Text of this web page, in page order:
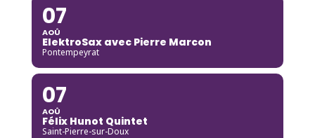
07
AOÛ
ElektroSax avec Pierre Marcon
Pontempeyrat
07
AOÛ
Félix Hunot Quintet
Saint-Pierre-sur-Doux